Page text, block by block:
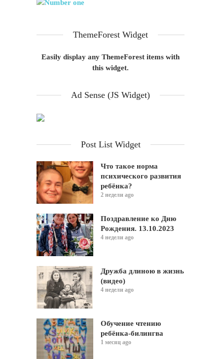
ThemeForest Widget
Easily display any ThemeForest items with
this widget.
Ad Sense (JS Widget)
Post List Widget
Что такое норма
психического развития
ребёнка?
2 недели ago
Поздравление ко Дню
Рождения. 13.10.2023
4 недели ago
Дружба длиною в жизнь
(видео)
4 недели ago
Обучение чтению
ребёнка-билингва
1 месяц ago